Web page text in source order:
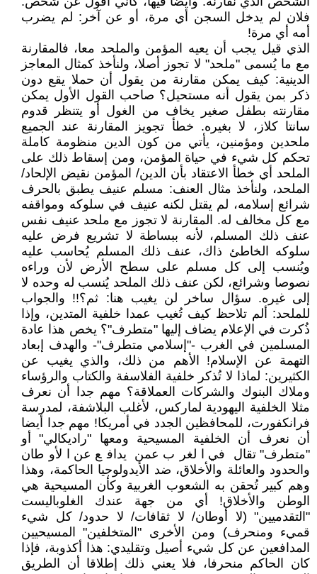
فلان لم يدخل السجن أي مرة، أو عن آخر: لم يضرب
أمه أي مرة!
الذي قيل يجب أن يعيه المؤمن والملحد معا، فالمقارنة
مع ما يُسمى "ملحد" لا تجوز أصلا، ولنأخذ كمثال المعاجز
الدينية: كيف يمكن مقارنة من يقول أن حملا يقع دون
ذكر بمن يقول أنه مستحيل؟ صاحب القول الأول يمكن
مقارنته بطفل صغير يخاف من الغول أو يتنظر قدوم
سانتا كلاز، لا بغيره. خطأ تجويز المقارنة عند الجميع
ملحدين ومؤمنين، يأتي من كون الدين منظومة كاملة
تحكم كل شيء في حياة المؤمن، ومن إسقاط ذلك على
الملحد أي خطأ الاعتقاد بأن الدين/ المؤمن نقيض الإلحاد/
الملحد، ولنأخذ مثال العنف: مسلم عنيف يطبق بالحرف
شرائع إسلامه، لم يقتل لكنه عنيف في سلوكه ومواقفه
مع كل مخالف له. المقارنة لا تجوز مع ملحد عنيف نفس
عنف ذلك المسلم، لأنه ببساطة لا تشريع فرض عليه
سلوكه الخاطئ ذاك، عنف ذلك المسلم يُحاسب عليه
ويُنسب إلى كل مسلم على سطح الأرض لأن وراءه
نصوصا وشرائع، لكن عنف ذلك الملحد يُنسب له وحده لا
إلى غيره. سؤال ساخر لن يغيب هنا: ثم؟!! والجواب
للملحد: ألم تلاحظ كيف تُغيب عمدا خلفية المتدين، وإذا
ذُكرت في الإعلام يضاف إليها "متطرف"؟ يخص هذا عادة
المسلمين في الغرب -"إسلامي متطرف"- والهدف إبعاد
التهمة عن الإسلام! الأهم من ذلك، والذي يغيب عن
الكثيرين: لماذا لا تُذكر خلفية الفلاسفة والكتاب والرؤساء
وملاك البنوك والشركات العملاقة؟ مهم جدا أن نعرف
مثلا الخلفية اليهودية لماركس، لأغلب البلاشفة، لمدرسة
فرانكفورت، للمحافظين الجدد في أمريكا! مهم جدا أيضا
أن نعرف أن الخلفية المسيحية ومعها "راديكالي" أو
‍‍‍‍‍"متطرف" تقال في الغرب عمن يدافع عن الأوطان
والحدود والعائلة والأخلاق، ضد الأيدولوجيا الحاكمة، وهذا
وهم كبير تُحقن به الشعوب الغربية وكأن المسيحية هي
الوطن والأخلاق! أي من جهة عندك الغلوباليست
"التقدميين" (لا أوطان/ لا ثقافات/ لا حدود/ كل شيء
قميء ومنحرف) ومن الأخرى "المتخلفين" المسيحيين
المدافعين عن كل شيء أصيل وتقليدي: هذا أكذوبة، فإذا
كان الحاكم منحرفا، فلا يعني ذلك إطلاقا أن الطريق